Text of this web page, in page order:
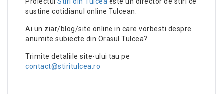
sustine cotidianul online Tulcean.
Ai un ziar/blog/site online in care vorbesti despre
anumite subiecte din Orasul Tulcea?
Trimite detaliile site-ului tau pe
contact@stiritulcea.ro